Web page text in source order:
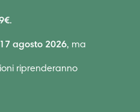
.
17 agosto 2026, ma
riprenderanno